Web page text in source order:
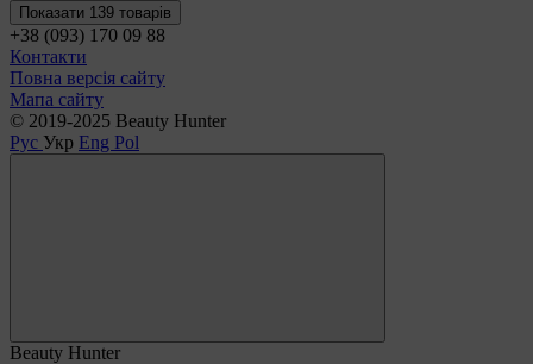
Показати 139 товарів
+38 (093) 170 09 88
Контакти
Повна версія сайту
Мапа сайту
© 2019-2025 Beauty Hunter
Рус Укр Eng Pol
Beauty Hunter